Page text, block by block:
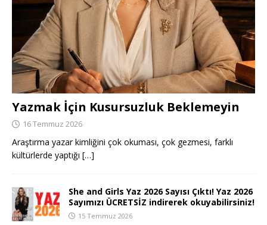
Yazmak İçin Kusursuzluk Beklemeyin
16 Temmuz 2026
Araştırma yazar kimliğini çok okuması, çok gezmesi, farklı
kültürlerde yaptığı […]
She and Girls Yaz 2026 Sayısı Çıktı! Yaz 2026
Sayımızı ÜCRETSİZ indirerek okuyabilirsiniz!
15 Temmuz 2026